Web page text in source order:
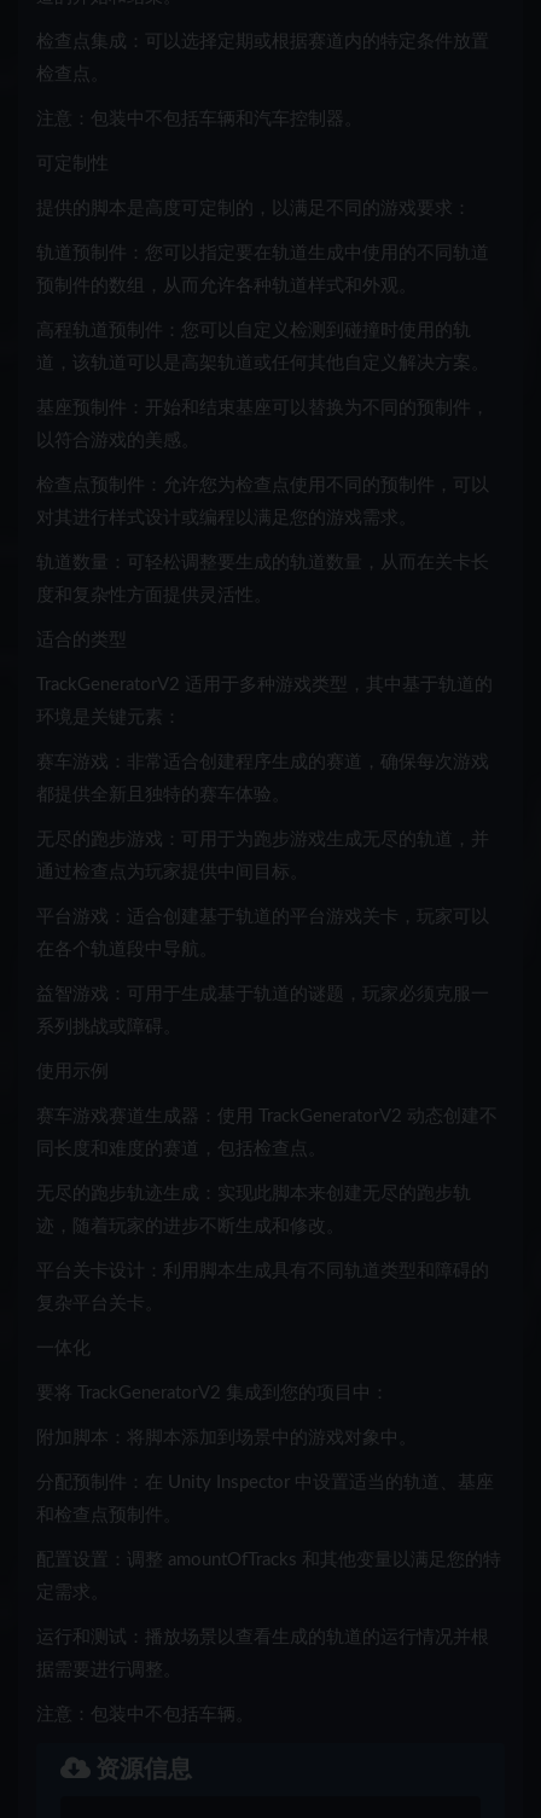
检查点集成：可以选择定期或根据赛道内的特定条件放置
检查点。
注意：包装中不包括车辆和汽车控制器。
可定制性
提供的脚本是高度可定制的，以满足不同的游戏要求：
轨道预制件：您可以指定要在轨道生成中使用的不同轨道
预制件的数组，从而允许各种轨道样式和外观。
高程轨道预制件：您可以自定义检测到碰撞时使用的轨
道，该轨道可以是高架轨道或任何其他自定义解决方案。
基座预制件：开始和结束基座可以替换为不同的预制件，
以符合游戏的美感。
检查点预制件：允许您为检查点使用不同的预制件，可以
对其进行样式设计或编程以满足您的游戏需求。
轨道数量：可轻松调整要生成的轨道数量，从而在关卡长
度和复杂性方面提供灵活性。
适合的类型
TrackGeneratorV2 适用于多种游戏类型，其中基于轨道的
环境是关键元素：
赛车游戏：非常适合创建程序生成的赛道，确保每次游戏
都提供全新且独特的赛车体验。
无尽的跑步游戏：可用于为跑步游戏生成无尽的轨道，并
通过检查点为玩家提供中间目标。
平台游戏：适合创建基于轨道的平台游戏关卡，玩家可以
在各个轨道段中导航。
益智游戏：可用于生成基于轨道的谜题，玩家必须克服一
系列挑战或障碍。
使用示例
赛车游戏赛道生成器：使用 TrackGeneratorV2 动态创建不
同长度和难度的赛道，包括检查点。
无尽的跑步轨迹生成：实现此脚本来创建无尽的跑步轨
迹，随着玩家的进步不断生成和修改。
平台关卡设计：利用脚本生成具有不同轨道类型和障碍的
复杂平台关卡。
一体化
要将 TrackGeneratorV2 集成到您的项目中：
附加脚本：将脚本添加到场景中的游戏对象中。
分配预制件：在 Unity Inspector 中设置适当的轨道、基座
和检查点预制件。
配置设置：调整 amountOfTracks 和其他变量以满足您的特
定需求。
运行和测试：播放场景以查看生成的轨道的运行情况并根
据需要进行调整。
注意：包装中不包括车辆。
资源信息